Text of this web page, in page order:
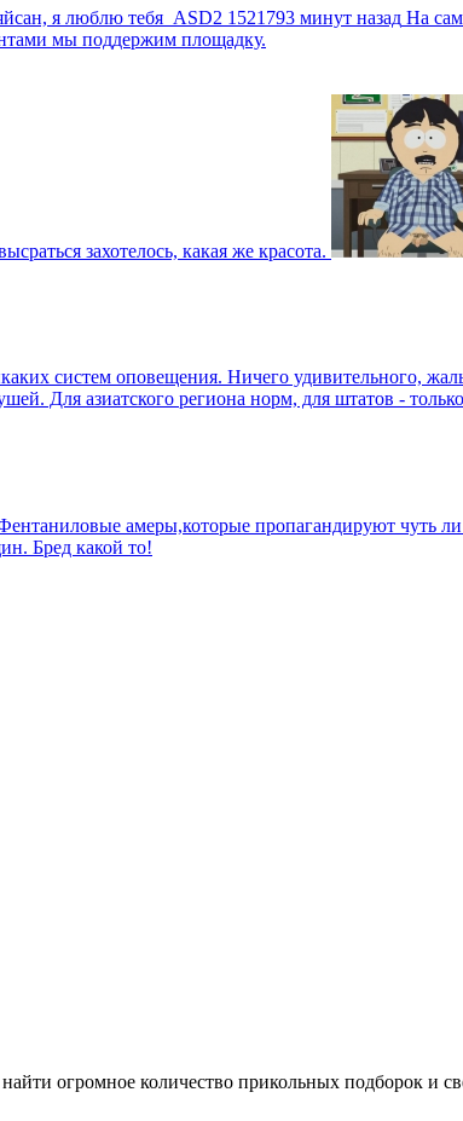
я люблю тебя ASD2 1521793 минут назад На
мы поддержим площадку.
захотелось, какая же красота.
систем оповещения. Ничего удивительного,
Для азиатского региона норм, для штатов -
амеры,которые пропагандируют чуть ли
Бред какой то!
огромное количество прикольных подборок и